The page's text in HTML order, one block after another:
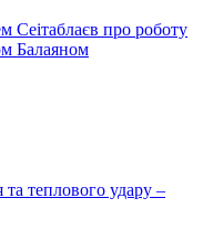
Сеітаблаєв про роботу
Балаяном
та теплового удару –